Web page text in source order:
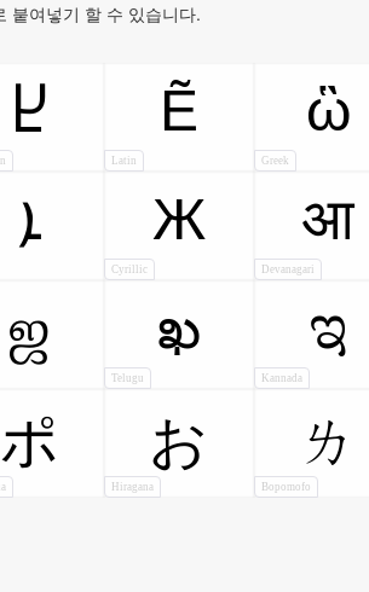
붙여넣기 할 수 있습니다.
Ⴞ Ẽ
Latin
ὣ
Greek
ܐ Ж
Cyrillic
आ
Devanagari
ஜ ఖ
Telugu
ಇ
Kannada
ポ お
Hiragana
ㄌ
Bopomofo